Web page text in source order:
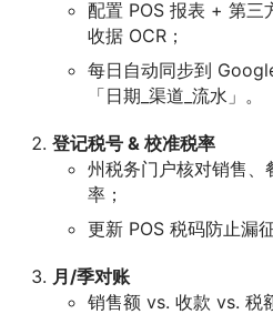
配置 POS 报表 + 第
收据 OCR；
每日自动同步到
「日期_渠道_流水」。
登记税号 & 校准税率
州税务门户核对销售、
率；
更新 POS 税码防止漏征
月/季对账
销售额 vs. 收款 vs. 税